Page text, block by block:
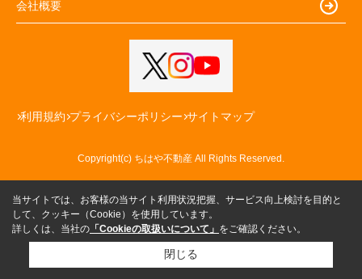
会社概要
利用規約 プライバシーポリシー サイトマップ
Copyright(c) ちはや不動産 All Rights Reserved.
当サイトでは、お客様の当サイト利用状況把握、サービス向上検討を目的と
して、クッキー（Cookie）を使用しています。
詳しくは、当社の 「Cookieの取扱いについて」 をご確認ください。
閉じる